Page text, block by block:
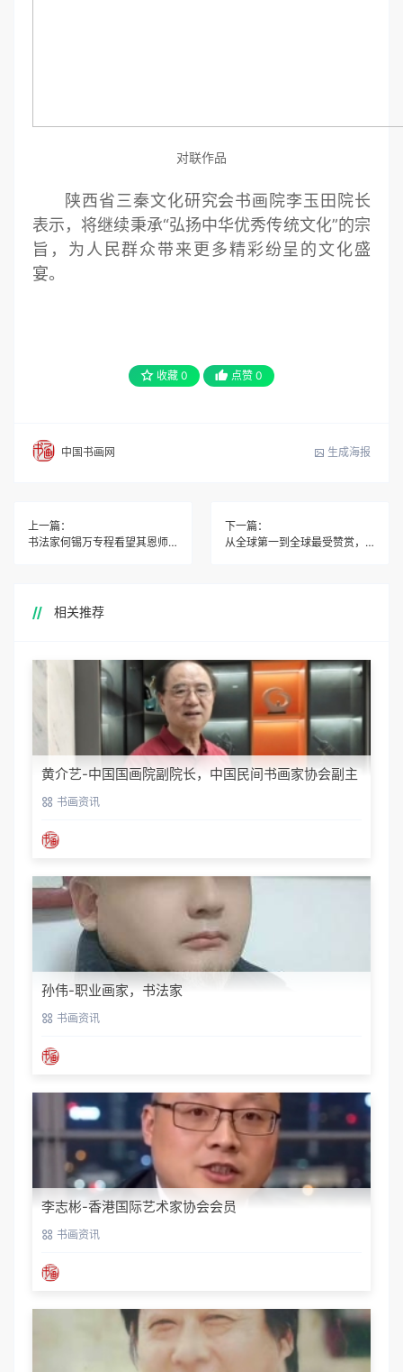
对联作品
陕西省三秦文化研究会书画院李玉田院长
表示，将继续秉承“弘扬中华优秀传统文化”的宗
旨，为人民群众带来更多精彩纷呈的文化盛
宴。
收藏 0 点赞 0
中国书画网 生成海报
上一篇：
书法家何锡万专程看望其恩师苏士澍先生受教诲
下一篇：
从全球第一到全球最受赞赏，海尔智家创牌种因得果
相关推荐
黄介艺-中国国画院副院长，中国民间书画家协会副主
席 书画资讯
孙伟-职业画家，书法家
书画资讯
李志彬-香港国际艺术家协会会员
书画资讯